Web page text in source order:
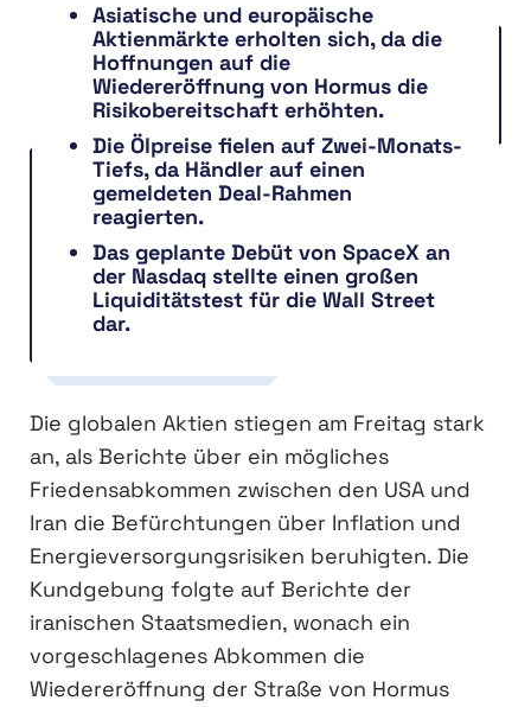
Asiatische und europäische
Aktienmärkte erholten sich, da die
Hoffnungen auf die
Wiedereröffnung von Hormus die
Risikobereitschaft erhöhten.
Die Ölpreise fielen auf Zwei-Monats-
Tiefs, da Händler auf einen
gemeldeten Deal-Rahmen
reagierten.
Das geplante Debüt von SpaceX an
der Nasdaq stellte einen großen
Liquiditätstest für die Wall Street
dar.
Die globalen Aktien stiegen am Freitag stark
an, als Berichte über ein mögliches
Friedensabkommen zwischen den USA und
Iran die Befürchtungen über Inflation und
Energieversorgungsrisiken beruhigten. Die
Kundgebung folgte auf Berichte der
iranischen Staatsmedien, wonach ein
vorgeschlagenes Abkommen die
Wiedereröffnung der Straße von Hormus